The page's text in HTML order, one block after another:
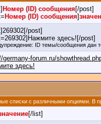
Номер (ID) сообщения [/post]
Номер (ID) сообщения]
post]
здесь![/post]
ID темы/сообщения дан
germany-forum.ru/
здесь!
списки с различными опциями. В
[/list]